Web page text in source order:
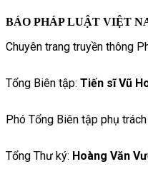
BÁO PHÁP LUẬT VIỆT
Chuyên trang truyền thông
Tổng Biên tập: Tiến sĩ Vũ
Phó Tổng Biên tập phụ
Tổng Thư ký: Hoàng Văn